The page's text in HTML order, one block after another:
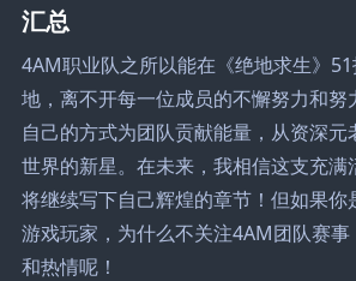
汇总
4AM职业队之所以能在《绝地求生》
地，离不开每一位成员的不懈努力和努
自己的方式为团队贡献能量，从资深
世界的新星。在未来，我相信这支充满
将继续写下自己辉煌的章节！但如果你
游戏玩家，为什么不关注4AM团队赛
和热情呢！